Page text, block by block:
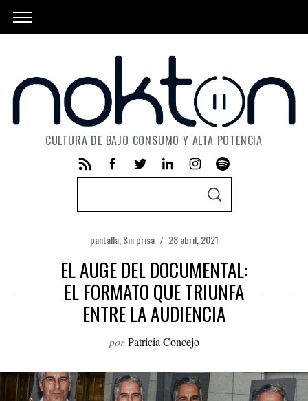
CULTURA DE BAJO CONSUMO Y ALTA POTENCIA
c
h
f
S
C
H
pantalla,Sin prisa 28 abril, 2021
EL AUGE DEL DOCUMENTAL:
EL FORMATO QUE TRIUNFA
ENTRE LA AUDIENCIA
por Patricia Concejo